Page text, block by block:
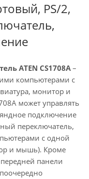
PS/2,
ATEN CS1708A–
компьютерами с
монитор и
может управлять
подключение
переключатель,
с одной
и мышь). Кроме
панели